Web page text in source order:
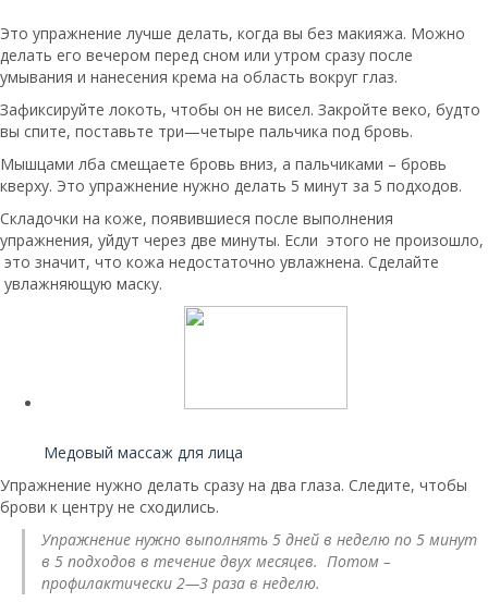
Это упражнение лучше делать, когда вы без макияжа. Можно
делать его вечером перед сном или утром сразу после
умывания и нанесения крема на область вокруг глаз.
Зафиксируйте локоть, чтобы он не висел. Закройте веко, будто
вы спите, поставьте три—четыре пальчика под бровь.
Мышцами лба смещаете бровь вниз, а пальчиками – бровь
кверху. Это упражнение нужно делать 5 минут за 5 подходов.
Складочки на коже, появившиеся после выполнения
упражнения, уйдут через две минуты. Если этого не произошло,
это значит, что кожа недостаточно увлажнена. Сделайте
увлажняющую маску.
Медовый массаж для лица
Упражнение нужно делать сразу на два глаза. Следите, чтобы
брови к центру не сходились.
Упражнение нужно выполнять 5 дней в неделю по 5 минут
в 5 подходов в течение двух месяцев. Потом –
профилактически 2—3 раза в неделю.